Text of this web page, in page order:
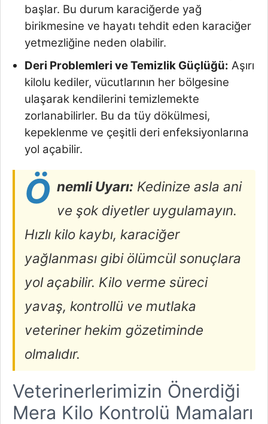
başlar. Bu durum karaciğerde yağ
birikmesine ve hayatı tehdit eden karaciğer
yetmezliğine neden olabilir.
Deri Problemleri ve Temizlik Güçlüğü: Aşırı
kilolu kediler, vücutlarının her bölgesine
ulaşarak kendilerini temizlemekte
zorlanabilirler. Bu da tüy dökülmesi,
kepeklenme ve çeşitli deri enfeksiyonlarına
yol açabilir.
Ö nemli Uyarı: Kedinize asla ani
ve şok diyetler uygulamayın.
Hızlı kilo kaybı, karaciğer
yağlanması gibi ölümcül sonuçlara
yol açabilir. Kilo verme süreci
yavaş, kontrollü ve mutlaka
veteriner hekim gözetiminde
olmalıdır.
Veterinerlerimizin Önerdiği
Mera Kilo Kontrolü Mamaları